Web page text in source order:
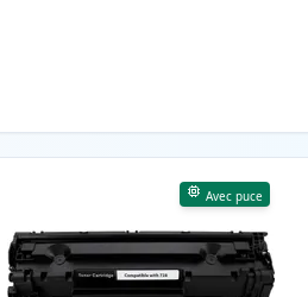
Avec puce